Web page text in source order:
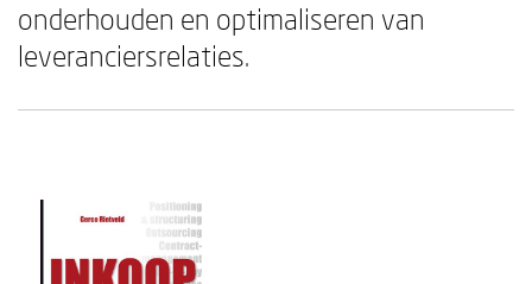
onderhouden en optimaliseren van
leveranciersrelaties.